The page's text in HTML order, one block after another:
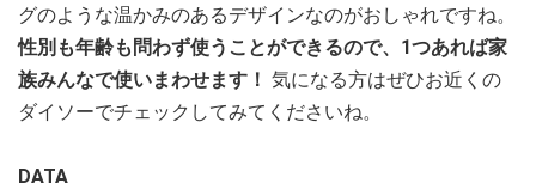
グのような温かみのあるデザインなのがおしゃれですね。
性別も年齢も問わず使うことができるので、1つあれば家
族みんなで使いまわせます！ 気になる方はぜひお近くの
ダイソーでチェックしてみてくださいね。
DATA